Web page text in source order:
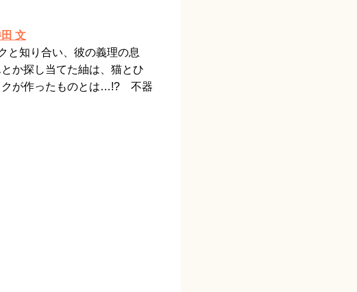
文
と知り合い、彼の義理の息
か探し当てた紬は、猫とひ
クが作ったものとは…!? 不器